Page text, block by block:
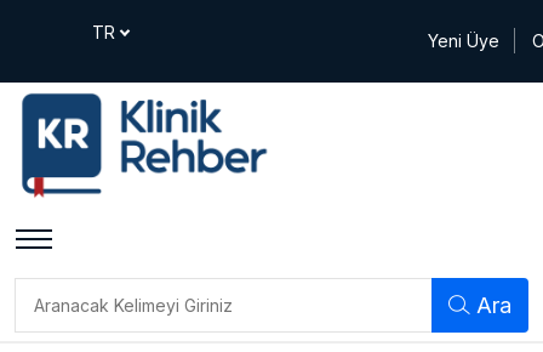
Yeni Üye
Ara